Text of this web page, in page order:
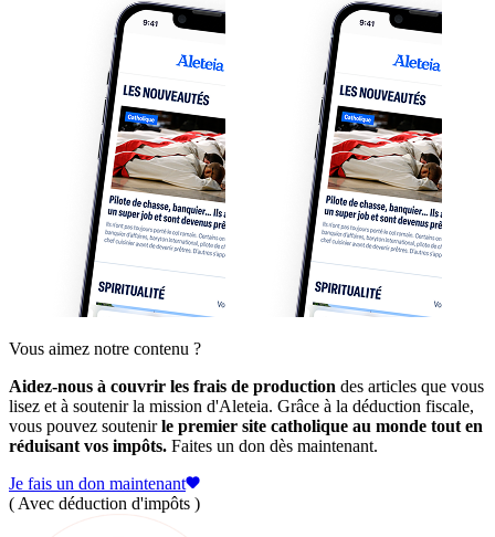
Vous aimez notre contenu ?
Aidez-nous à couvrir les frais de production des articles que vous
lisez et à soutenir la mission d'Aleteia. Grâce à la déduction fiscale,
vous pouvez soutenirle premier site catholique au monde tout en
réduisant vos impôts. Faites un don dès maintenant.
Je fais un don maintenant
( Avec déduction d'impôts )